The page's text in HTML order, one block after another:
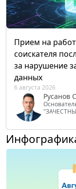
Прием на
соискателя
за нарушение
данных
6 августа 2026
Русанов